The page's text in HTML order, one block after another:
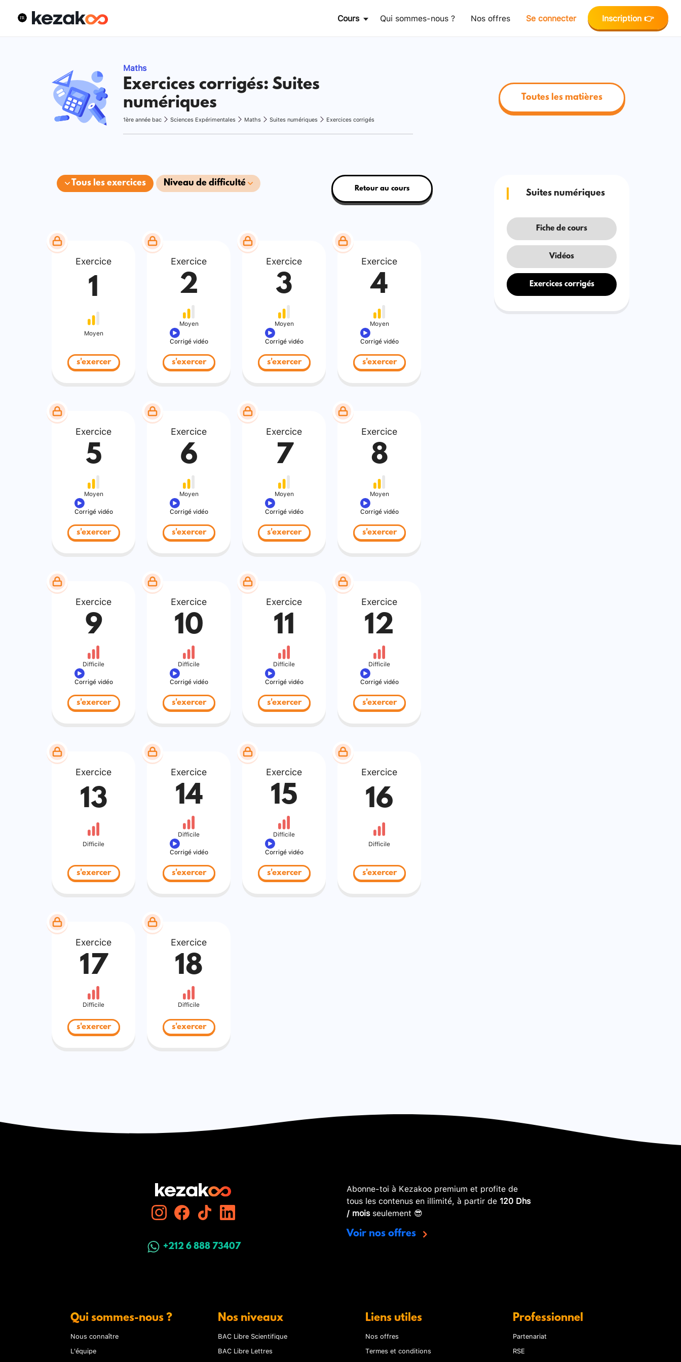
Cours Qui sommes-nous ? Nos offres Se connecter Inscription 👉
Maths
Exercices corrigés: Suites
numériques
1ère année bac Sciences Expérimentales Maths Suites numériques Exercices corrigés
Toutes les matières
Tous les exercices Niveau de difficulté
Retour au cours
Exercice
1
Moyen
s'exercer
Exercice
2
Moyen
Corrigé vidéo
s'exercer
Exercice
3
Moyen
Corrigé vidéo
s'exercer
Exercice
4
Moyen
Corrigé vidéo
s'exercer
Exercice
5
Moyen
Corrigé vidéo
s'exercer
Exercice
6
Moyen
Corrigé vidéo
s'exercer
Exercice
7
Moyen
Corrigé vidéo
s'exercer
Exercice
8
Moyen
Corrigé vidéo
s'exercer
Exercice
9
Difficile
Corrigé vidéo
s'exercer
Exercice
10
Difficile
Corrigé vidéo
s'exercer
Exercice
11
Difficile
Corrigé vidéo
s'exercer
Exercice
12
Difficile
Corrigé vidéo
s'exercer
Exercice
13
Difficile
s'exercer
Exercice
14
Difficile
Corrigé vidéo
s'exercer
Exercice
15
Difficile
Corrigé vidéo
s'exercer
Exercice
16
Difficile
s'exercer
Exercice
17
Difficile
s'exercer
Exercice
18
Difficile
s'exercer
Suites numériques
Fiche de cours
Vidéos
Exercices corrigés
+212 6 888 73407
Abonne-toi à Kezakoo premium et profite de
tous les contenus en illimité, à partir de 120 Dhs
/ moisseulement 😎
Voir nos offres
Qui sommes-nous ?
Nous connaître
L'équipe
Nos niveaux
BAC Libre Scientifique
BAC Libre Lettres
Liens utiles
Nos offres
Termes et conditions
Professionnel
Partenariat
RSE